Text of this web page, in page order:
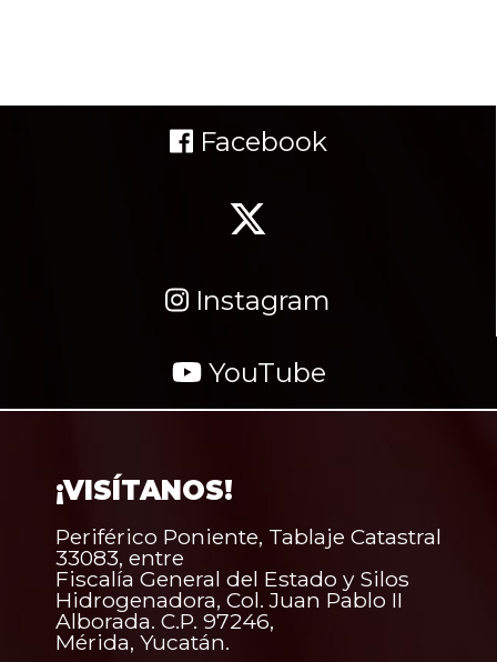
Facebook
Instagram
YouTube
¡VISÍTANOS!
Periférico Poniente, Tablaje Catastral
33083, entre
Fiscalía General del Estado y Silos
Hidrogenadora, Col. Juan Pablo II
Alborada. C.P. 97246,
Mérida, Yucatán.